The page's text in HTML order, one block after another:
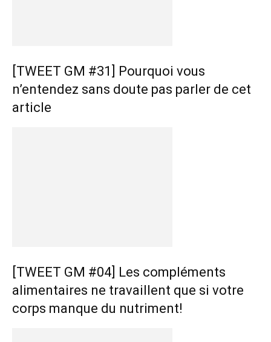
[TWEET GM #31] Pourquoi vous
n’entendez sans doute pas parler de cet
article
[TWEET GM #04] Les compléments
alimentaires ne travaillent que si votre
corps manque du nutriment!